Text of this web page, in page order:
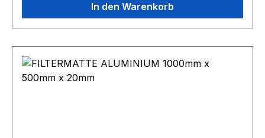
In den Warenkorb